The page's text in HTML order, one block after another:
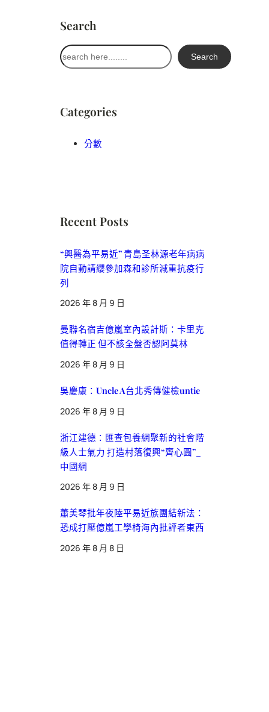
Search
搜
尋
Search
Categories
分數
Recent Posts
“興醫為平易近” 青島圣林源老年病病
院自動請纓參加森和診所減重抗疫行
列
2026 年 8 月 9 日
曼聯名宿吉億嵐室內設計斯：卡里克
值得轉正 但不該全盤否認阿莫林
2026 年 8 月 9 日
吳慶康：Uncle A台北秀傳健檢untie
2026 年 8 月 9 日
浙江建德：匯查包養網聚新的社會階
級人士氣力 打造村落復興“齊心圓”_
中國網
2026 年 8 月 9 日
蕭美琴批年夜陸平易近族團結新法：
恐成打壓億嵐工學椅海內批評者東西
2026 年 8 月 8 日